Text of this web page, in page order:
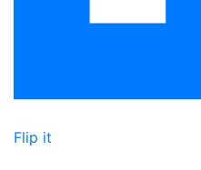
Flip it